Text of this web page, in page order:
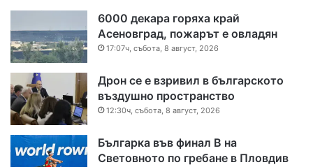
6000 декара горяха край
Асеновград, пожарът е овладян
17:07ч, събота, 8 август, 2026
Дрон се е взривил в българското
въздушно пространство
12:30ч, събота, 8 август, 2026
Българка във финал B на
Световното по гребане в Пловдив